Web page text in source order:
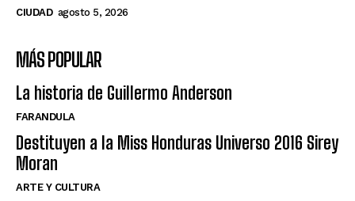
CIUDAD agosto 5, 2026
MÁS POPULAR
La historia de Guillermo Anderson
FARANDULA
Destituyen a la Miss Honduras Universo 2016 Sirey
Moran
ARTE Y CULTURA